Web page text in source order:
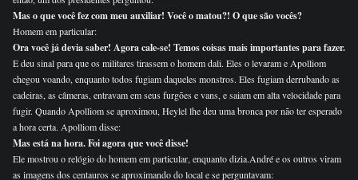
Mas o que você fez com meu auxiliar! Você o matou?! O que são vocês?
Homem em particular:
Ora você já devia saber! Agora cale-se! Temos coisas mais importantes para fazer.
E deu sinal para que os militares tirassem o homem dali. Eles o levaram e Apolliom
chegou voando, enquanto todos fugiam daqueles monstros. Eles fugiam derrubando as
cadeiras, as câmeras, entravam em seus furgões e vans, e saiam em alta velocidade para
fugir. Quando Apolliom se aproximou, Heylel lhe deu uma bronca por não ter esperado
a hora certa. Apolliom disse:
Mas está na hora. Foi agora que você disse!
Ele mostrou o relógio do homem em particular, enquanto dizia.André e os outros viram
as imagens dos centauros se aproximando do local e se perguntavam: